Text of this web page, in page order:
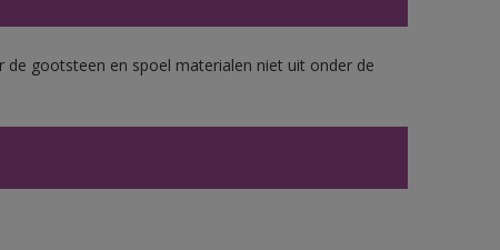
gootsteen en spoel materialen niet uit onder de